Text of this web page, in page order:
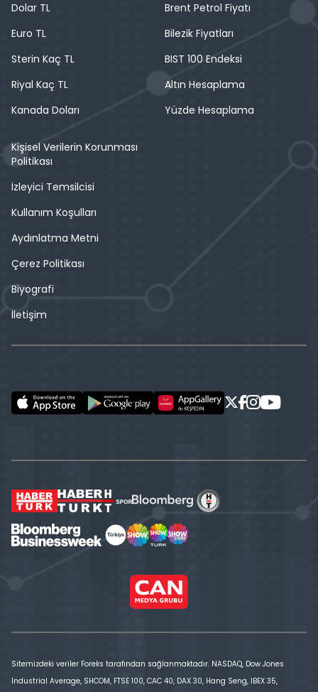
Dolar TL
Euro TL
Sterin Kaç TL
Riyal Kaç TL
Kanada Doları
Brent Petrol Fiyatı
Bilezik Fiyatları
BIST 100 Endeksi
Altın Hesaplama
Yüzde Hesaplama
Kişisel Verilerin Korunması
Politikası
İzleyici Temsilcisi
Kullanım Koşulları
Aydınlatma Metni
Çerez Politikası
Biyografi
İletişim
Sitemizdeki veriler Foreks tarafından sağlanmaktadır. NASDAQ, Dow Jones
Industrial Average, SHCOM, FTSE 100, CAC 40, DAX 30, Hang Seng, IBEX 35,